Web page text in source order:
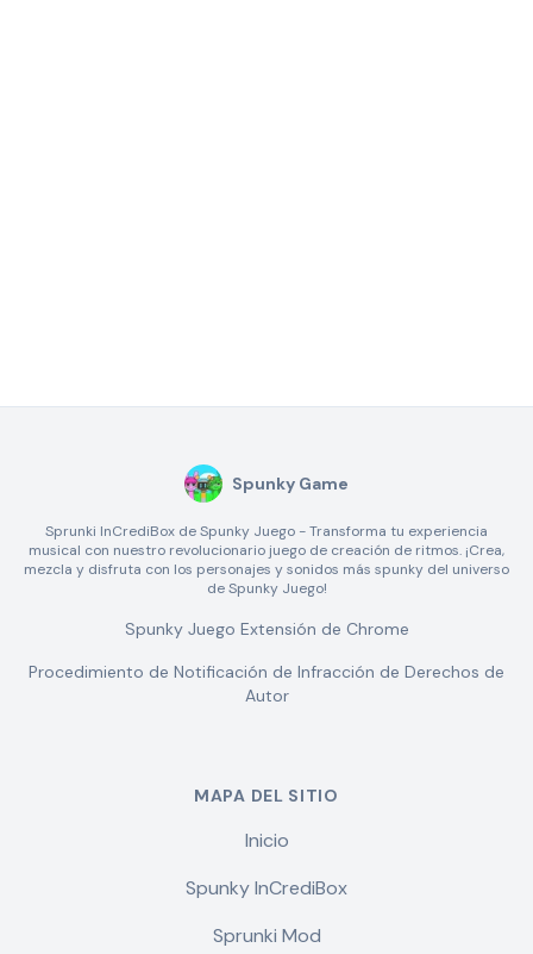
Spunky Game
Sprunki InCrediBox de Spunky Juego - Transforma tu experiencia
musical con nuestro revolucionario juego de creación de ritmos. ¡Crea,
mezcla y disfruta con los personajes y sonidos más spunky del universo
de Spunky Juego!
Spunky Juego Extensión de Chrome
Procedimiento de Notificación de Infracción de Derechos de
Autor
MAPA DEL SITIO
Inicio
Spunky InCrediBox
Sprunki Mod